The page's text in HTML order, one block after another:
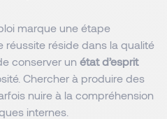
marque une étape
réussite réside dans la qualité
conserver un état d’esprit
Chercher à produire des
nuire à la compréhension
internes.